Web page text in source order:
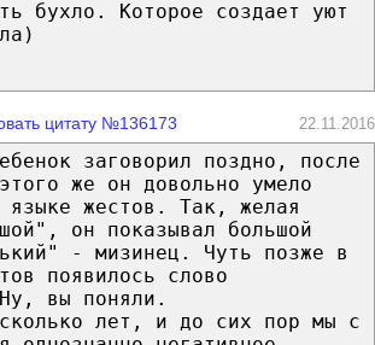
бухло. Которое создает уют
цитату №136173 22.11.2016
заговорил поздно, после
же он довольно умело
языке жестов. Так, желая
он показывал большой
- мизинец. Чуть позже в
появилось слово
вы поняли.
лет, и до сих пор мы с